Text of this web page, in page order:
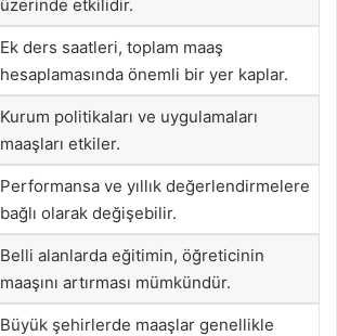
üzerinde etkilidir.
Ek ders saatleri, toplam maaş
hesaplamasında önemli bir yer kaplar.
Kurum politikaları ve uygulamaları
maaşları etkiler.
Performansa ve yıllık değerlendirmelere
bağlı olarak değişebilir.
Belli alanlarda eğitimin, öğreticinin
maaşını artırması mümkündür.
Büyük şehirlerde maaşlar genellikle